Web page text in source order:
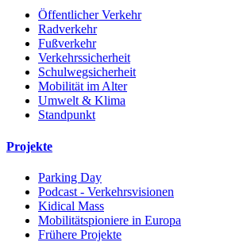
Öffentlicher Verkehr
Radverkehr
Fußverkehr
Verkehrssicherheit
Schulwegsicherheit
Mobilität im Alter
Umwelt & Klima
Standpunkt
Projekte
Parking Day
Podcast - Verkehrsvisionen
Kidical Mass
Mobilitätspioniere in Europa
Frühere Projekte